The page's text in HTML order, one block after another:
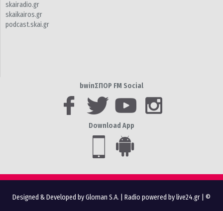
skairadio.gr
skaikairos.gr
podcast.skai.gr
bwinΣΠΟΡ FM Social
Download App
Designed & Developed by Gloman S.A. Radio powered by live24.gr | ©